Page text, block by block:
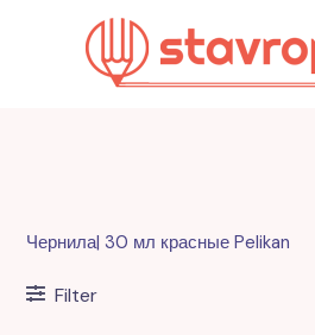
содержимому
Чернила| 30 мл красные Pelikan
Filter